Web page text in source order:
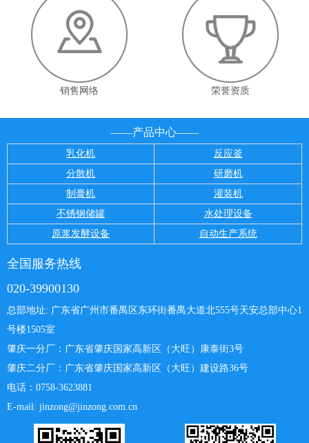
销售网络 荣誉资质
——产品中心——
乳化机
反应釜
分散机
研磨机
制膏机
灌装机
不锈钢储罐
水处理设备
原浆发酵设备
自动生产系统
全国服务热线
020-39900130
总部地址: 广东省广州市番禺区东环街番禺大道北555号天安总部中心1
号楼1505室
肇庆一分厂： 广东省肇庆国家高新区（大旺）康泰街3号
肇庆二分厂：广东省肇庆国家高新区（大旺）建设路36号
电话：0758-3623881
E-mail: jinzong@jinzong.com.cn